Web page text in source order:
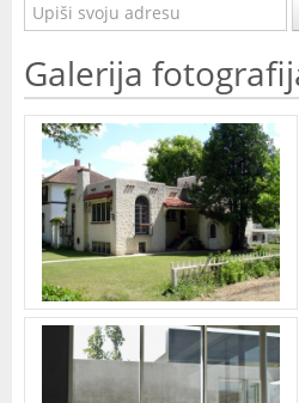
Galerija